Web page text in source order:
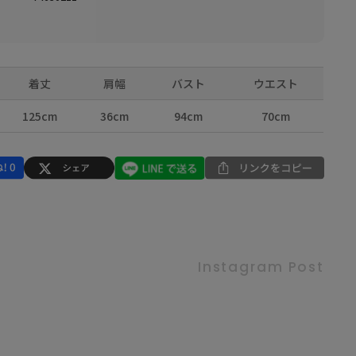
着丈 肩幅 バスト ウエスト
125cm 36cm 94cm 70cm
Instagram Post